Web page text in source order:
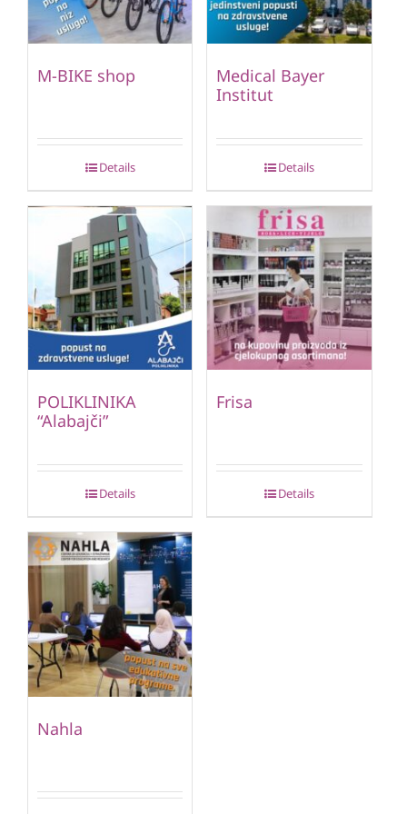
M-BIKE shop
Details
Medical Bayer
Institut
Details
POLIKLINIKA
“Alabajči”
Details
Frisa
Details
Nahla